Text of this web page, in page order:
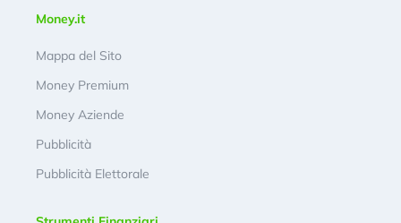
Money.it
Mappa del Sito
Money Premium
Money Aziende
Pubblicità
Pubblicità Elettorale